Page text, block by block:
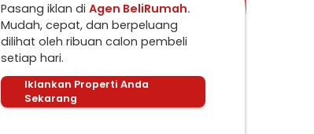
Pasang iklan di Agen BeliRumah.
Mudah, cepat, dan berpeluang
dilihat oleh ribuan calon pembeli
setiap hari.
Iklankan Properti Anda
Sekarang